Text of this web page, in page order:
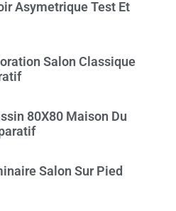
Asymetrique Test Et
Salon Classique
80X80 Maison Du
Salon Sur Pied